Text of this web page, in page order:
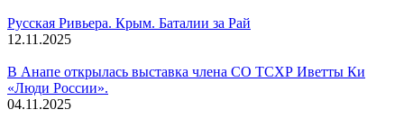
Русская Ривьера. Крым. Баталии за Рай
12.11.2025
В Анапе открылась выставка члена СО ТСХР Иветты Ки
«Люди России».
04.11.2025